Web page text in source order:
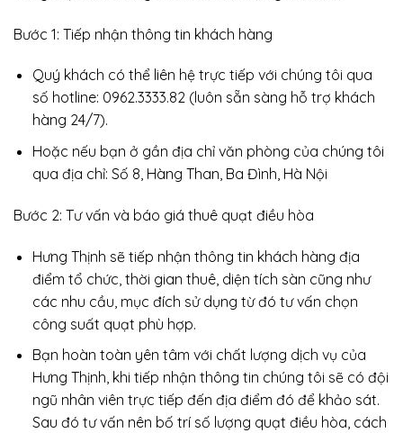
Bước 1: Tiếp nhận thông tin khách hàng
Quý khách có thể liên hệ trực tiếp với chúng tôi qua
số hotline: 0962.3333.82 (luôn sẵn sàng hỗ trợ khách
hàng 24/7).
Hoặc nếu bạn ở gần địa chỉ văn phòng của chúng tôi
qua địa chỉ: Số 8, Hàng Than, Ba Đình, Hà Nội
Bước 2: Tư vấn và báo giá thuê quạt điều hòa
Hưng Thịnh sẽ tiếp nhận thông tin khách hàng địa
điểm tổ chức, thời gian thuê, diện tích sàn cũng như
các nhu cầu, mục đích sử dụng từ đó tư vấn chọn
công suất quạt phù hợp.
Bạn hoàn toàn yên tâm với chất lượng dịch vụ của
Hưng Thịnh, khi tiếp nhận thông tin chúng tôi sẽ có đội
ngũ nhân viên trực tiếp đến địa điểm đó để khảo sát.
Sau đó tư vấn nên bố trí số lượng quạt điều hòa, cách